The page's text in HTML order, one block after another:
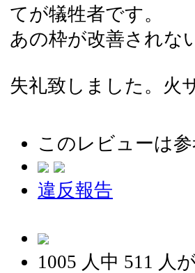
てが犠牲者です。
あの枠が改善されな
失礼致しました。火
このレビューは
違反報告
1005 人中 511 人